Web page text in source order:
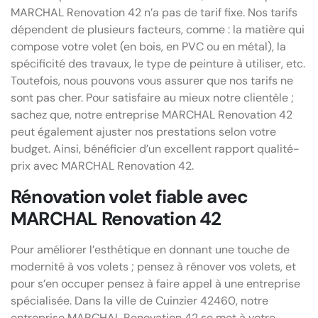
MARCHAL Renovation 42 n’a pas de tarif fixe. Nos tarifs
dépendent de plusieurs facteurs, comme : la matière qui
compose votre volet (en bois, en PVC ou en métal), la
spécificité des travaux, le type de peinture à utiliser, etc.
Toutefois, nous pouvons vous assurer que nos tarifs ne
sont pas cher. Pour satisfaire au mieux notre clientèle ;
sachez que, notre entreprise MARCHAL Renovation 42
peut également ajuster nos prestations selon votre
budget. Ainsi, bénéficier d’un excellent rapport qualité-
prix avec MARCHAL Renovation 42.
Rénovation volet fiable avec
MARCHAL Renovation 42
Pour améliorer l’esthétique en donnant une touche de
modernité à vos volets ; pensez à rénover vos volets, et
pour s’en occuper pensez à faire appel à une entreprise
spécialisée. Dans la ville de Cuinzier 42460, notre